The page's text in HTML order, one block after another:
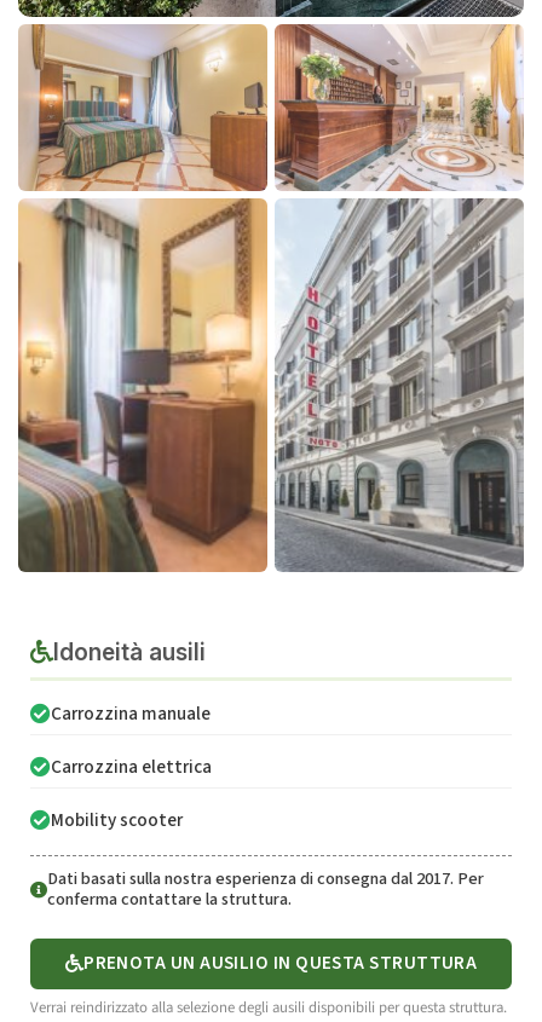
Idoneità ausili
Carrozzina manuale
Carrozzina elettrica
Mobility scooter
Dati basati sulla nostra esperienza di consegna dal 2017. Per
conferma contattare la struttura.
PRENOTA UN AUSILIO IN QUESTA STRUTTURA
Verrai reindirizzato alla selezione degli ausili disponibili per questa struttura.